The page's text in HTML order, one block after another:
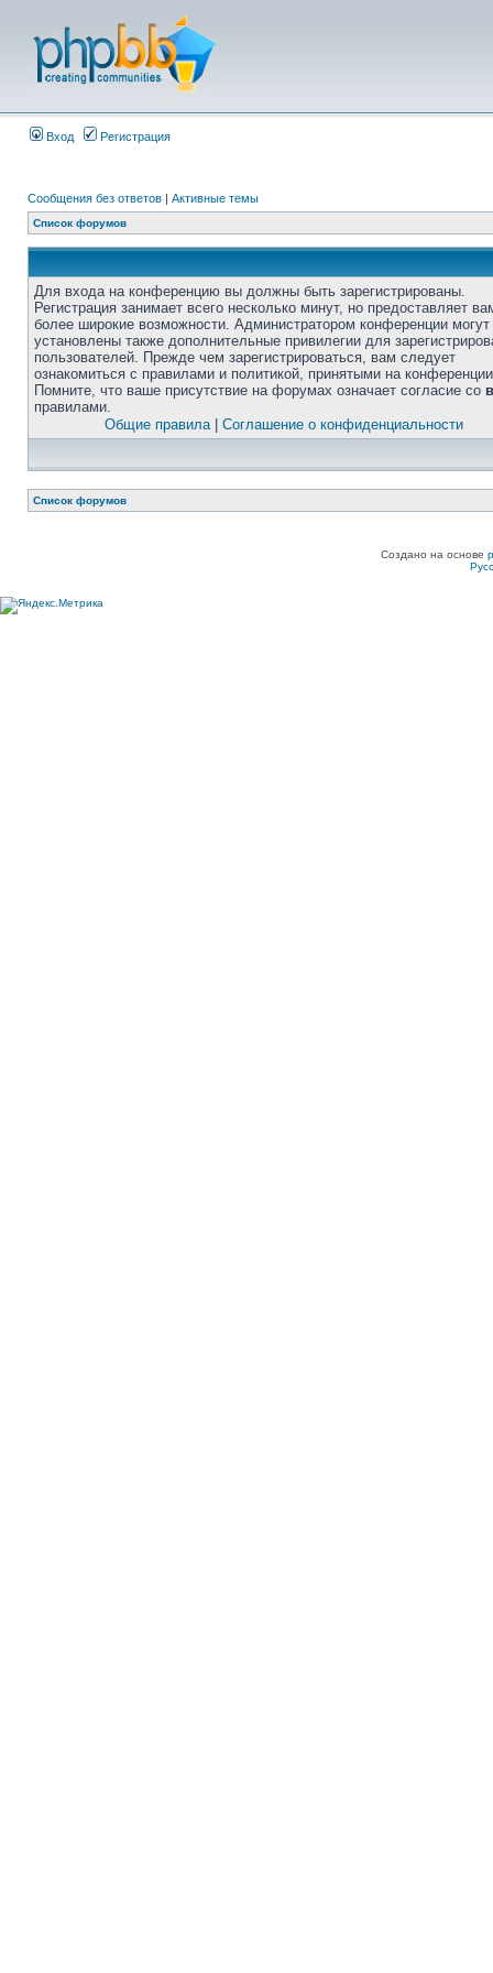
Вход Регистрация
Сообщения без ответов | Активные темы
Список форумов
Для входа на конференцию вы должны быть зарегистрированы.
Регистрация занимает всего несколько минут, но предоставляет
более широкие возможности. Администратором конференции
установлены также дополнительные привилегии для
пользователей. Прежде чем зарегистрироваться, вам следует
ознакомиться с правилами и политикой, принятыми на
Помните, что ваше присутствие на форумах означает согласие со
правилами.
Общие правила| Соглашение о конфиденциальности
Список форумов
Создано на основе